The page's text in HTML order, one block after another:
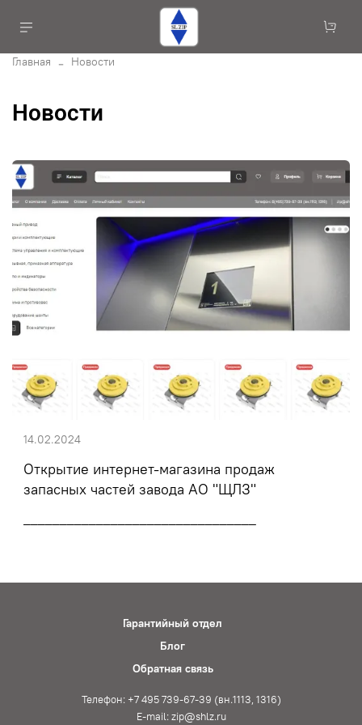
Главная Новости
Новости
Открытие интернет-магазина продаж
запасных частей завода АО "ЩЛЗ"
14.02.2024
Гарантийный отдел
Блог
Обратная связь
Телефон: +7 495 739-67-39 (вн.1113, 1316)
E-mail: zip@shlz.ru